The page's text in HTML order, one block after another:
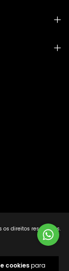
cookiespara
os direitos reservados.